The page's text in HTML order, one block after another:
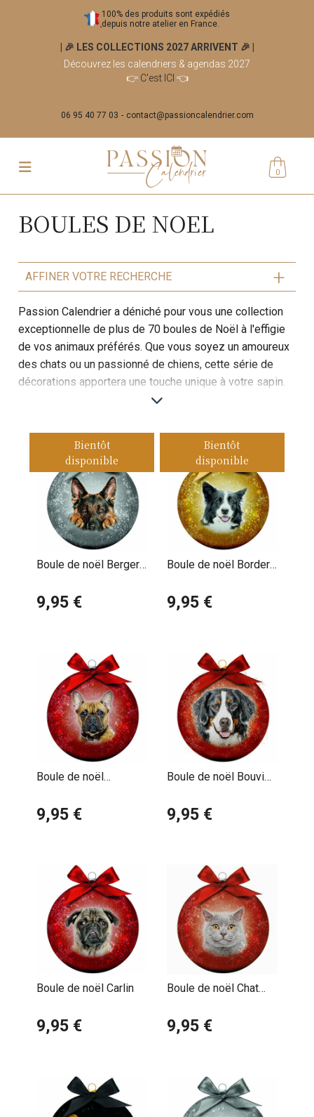
100% des produits sont expédiés
depuis notre atelier en France.
| 🎉 LES COLLECTIONS 2027 ARRIVENT 🎉
Découvrez les calendriers & agendas 2027
👉 C'est ICI 👈
06 95 40 77 03 contact@passioncalendrier.com
0
BOULES DE NOEL
AFFINER VOTRE RECHERCHE
Passion Calendrier a déniché pour vous une collection
exceptionnelle de plus de 70 boules de Noël à l'effigie
de vos animaux préférés. Que vous soyez un amoureux
des chats ou un passionné de chiens, cette série de
décorations apportera une touche unique à votre sapin.
Chaque boule est conçue avec soin, mettant en avant
personnalités diverses, et même d'autres animaux
adorables.
Imaginez votre sapin illuminé par des boules colorées
représentant vos compagnons à quatre pattes ! Non
seulement ces décorations ajoutent une note festive,
mais elles témoignent aussi de votre amour pour les
animaux. Elles sont parfaites pour les familles qui
souhaitent personnaliser leur décoration de Noël et
créer une atmosphère chaleureuse et accueillante.
Chaque boule raconte une histoire, évoquant des
Fabriquées avec des matériaux de qualité, ces boules
sont conçues pour durer et peuvent devenir des pièces
de collection que vous ressortirez année après année.
De plus, elles font d'excellents cadeaux pour les amis
et la famille qui partagent votre passion pour les
superbes boules de Noël et laissez votre amour pour
ou pour émerveiller les enfants, ces décorations sont
idéales pour apporter joie et magie à votre Noël. Ne
manquez pas l'occasion de célébrer les fêtes tout en
rendant hommage à vos amis à poils ! Faites de cette
saison un moment inoubliable en ajoutant une touche
animale à votre décor.
Boule de noël Berger
9,95 €
Bientôt
disponible
Boule de noël Border
9,95 €
Bientôt
disponible
Boule de noël
9,95 €
Boule de noël Bouvier
9,95 €
Boule de noël Carlin
9,95 €
Boule de noël Chat
9,95 €